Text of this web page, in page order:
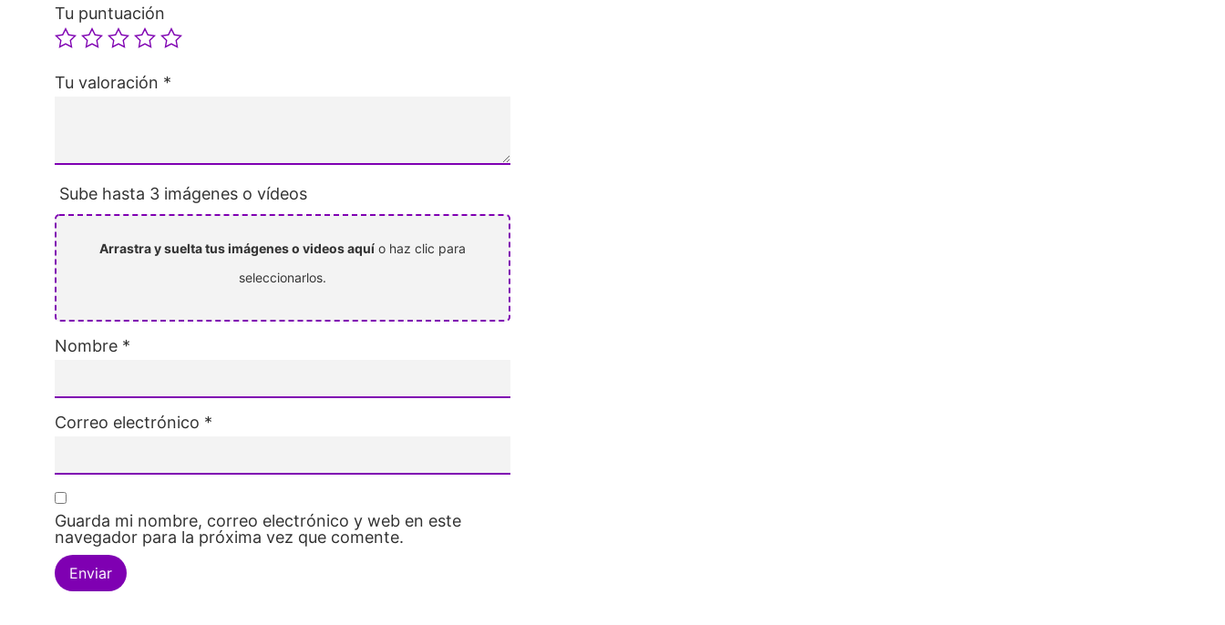
Tu puntuación
Tu valoración *
Sube hasta 3 imágenes o vídeos
Arrastra y suelta tus imágenes o videos aquí o haz clic para
seleccionarlos.
Nombre *
Correo electrónico *
Guarda mi nombre, correo electrónico y web en este
navegador para la próxima vez que comente.